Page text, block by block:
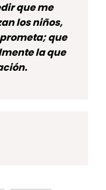
que me
los niños,
que
la que